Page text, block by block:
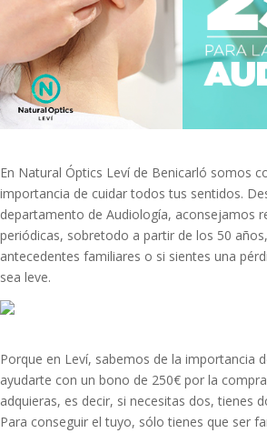
En Natural Óptics Leví de Benicarló somos
importancia de cuidar todos tus sentidos.
departamento de Audiología, aconsejamos
periódicas, sobretodo a partir de los 50
antecedentes familiares o si sientes una
sea leve.
Porque en Leví, sabemos de la importancia
ayudarte con un bono de 250€ por la
adquieras, es decir, si necesitas dos, tienes
Para conseguir el tuyo, sólo tienes que ser